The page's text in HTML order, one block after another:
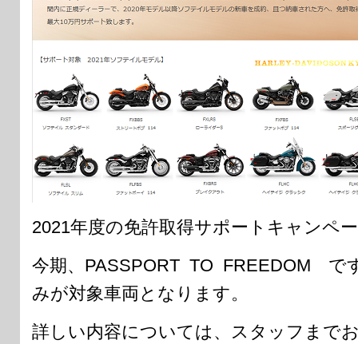
2021年度の免許取得サポートキャンペ
今期、PASSPORT TO FREEDOM で
みが対象車両となります。
詳しい内容については、スタッフまで